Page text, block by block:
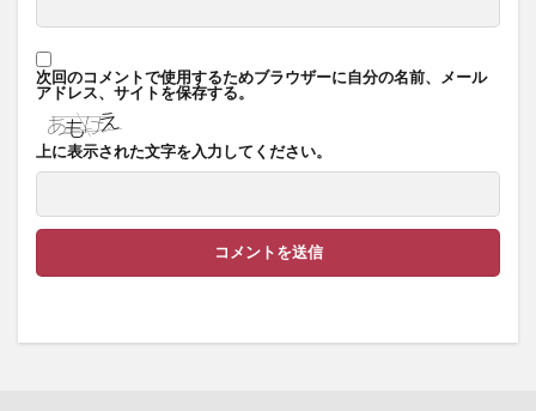
次回のコメントで使用するためブラウザーに自分の名前、メール
アドレス、サイトを保存する。
上に表示された文字を入力してください。